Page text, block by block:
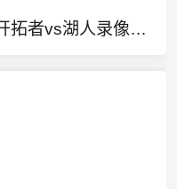
开拓者vs湖人录像回放